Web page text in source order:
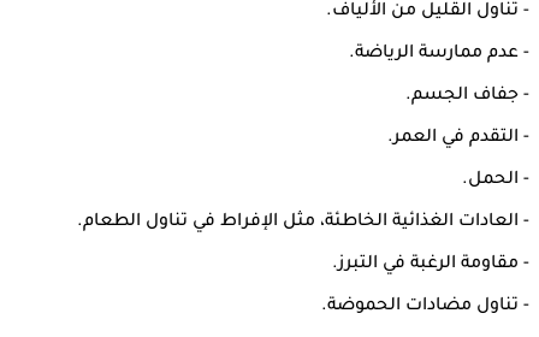
- تناول القليل من الألياف.
- عدم ممارسة الرياضة.
- جفاف الجسم.
- التقدم في العمر.
- الحمل.
- العادات الغذائية الخاطئة، مثل الإفراط في تناول الطعام.
- مقاومة الرغبة في التبرز.
- تناول مضادات الحموضة.